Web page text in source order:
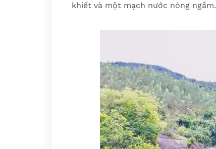
khiết và một mạch nước nóng ngầm.